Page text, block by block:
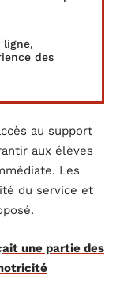
ligne,
des
au support
aux élèves
Les
du service et
une partie des